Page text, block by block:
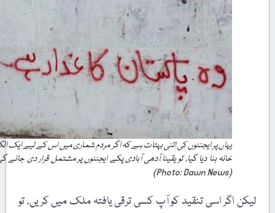
یہاں پر ایجنٹوں کی اتنی بہتات ہے کہ اگر مردم شماری میں اس کے لیے ایک الگ
خانہ بنا دیا گیا، تو یقینا ٓآدھی آبادی پکے ایجنٹوں پر مشتمل قرار دی جائے گی۔
لیکن اگر اسی تنقید کو آپ کسی ترقی یافتہ ملک میں کریں، تو